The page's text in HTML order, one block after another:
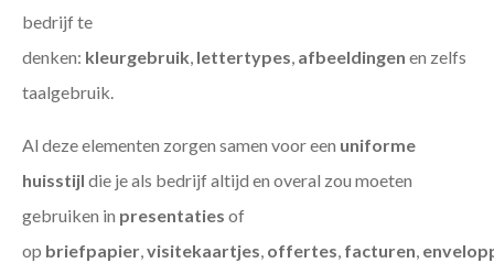
bedrijf te
denken: kleurgebruik, lettertypes, afbeeldingen en zelfs
taalgebruik.
Al deze elementen zorgen samen voor een uniforme
huisstijl die je als bedrijf altijd en overal zou moeten
gebruiken in presentaties of
op briefpapier,visitekaartjes, offertes, facturen,